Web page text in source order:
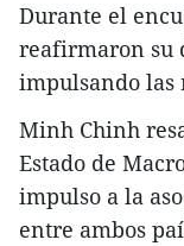
Durante el
reafirmaron su
impulsando las
Minh Chinh
Estado de
impulso a la
entre ambos